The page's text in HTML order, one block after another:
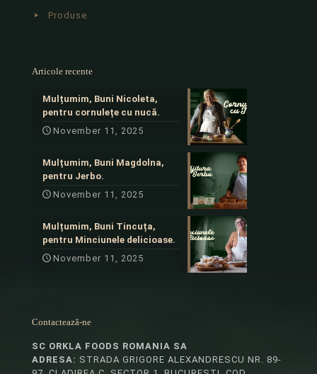
Produse
Articole recente
Mulțumim, Buni Nicoleta,
pentru cornulețe cu nucă.
November 11, 2025
Mulțumim, Buni Magdolna,
pentru Jerbo.
November 11, 2025
Mulțumim, Buni Tincuța,
pentru Minciunele delicioase.
November 11, 2025
Contactează-ne
SC ORKLA FOODS ROMANIA SA
ADRESA: STRADA GRIGORE ALEXANDRESCU NR. 89-